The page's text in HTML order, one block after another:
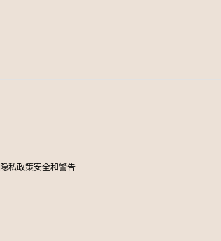
隐私政策安全和警告